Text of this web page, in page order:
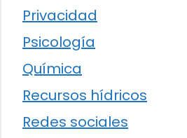
Privacidad
Psicología
Química
Recursos hídricos
Redes sociales